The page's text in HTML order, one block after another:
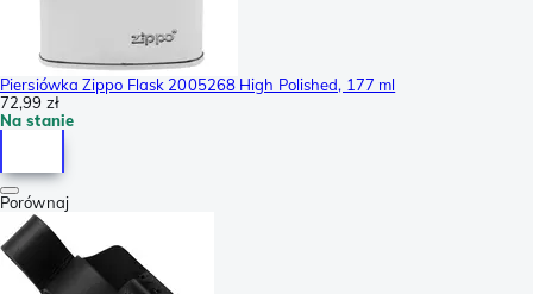
Piersiówka Zippo Flask 2005268 High Polished, 177 ml
72,99 zł
Na stanie
Porównaj